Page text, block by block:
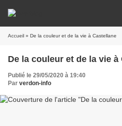
Accueil » De la couleur et de la vie à Castellane
De la couleur et de la vie à
Publié le 29/05/2020 à 19:40
Par verdon-info